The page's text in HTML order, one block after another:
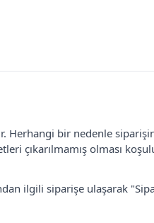
bir nedenle
çıkarılmamış olması
ilgili siparişe ulaşarak